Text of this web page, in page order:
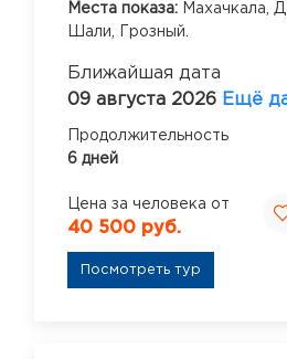
Места показа: Махачкала,
Шали,
Грозный.
Ближайшая дата
09 августа 2026 Ещё
Продолжительность
6 дней
Цена за человека от
40 500 руб.
Посмотреть тур